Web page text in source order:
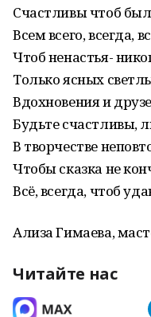
Счастливы чтоб
Всем всего, всегда,
Чтоб ненастья-
Только ясных
Вдохновения и
Будьте счастливы,
В творчестве
Чтобы сказка не
Всё, всегда, чтоб
Ализа Гимаева,
Читайте нас